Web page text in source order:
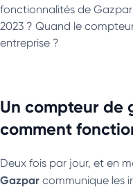
fonctionnalités de
2023 ? Quand le
entreprise ?
Un compteur de
comment
Deux fois par jour, et en
Gazpar communique les